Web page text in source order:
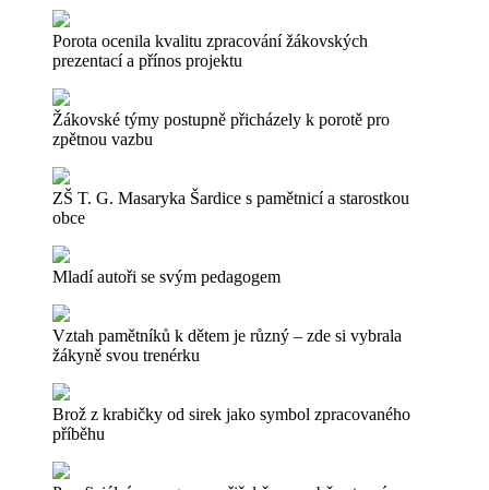
Porota ocenila kvalitu zpracování žákovských
prezentací a přínos projektu
Žákovské týmy postupně přicházely k porotě pro
zpětnou vazbu
ZŠ T. G. Masaryka Šardice s pamětnicí a starostkou
obce
Mladí autoři se svým pedagogem
Vztah pamětníků k dětem je různý – zde si vybrala
žákyně svou trenérku
Brož z krabičky od sirek jako symbol zpracovaného
příběhu